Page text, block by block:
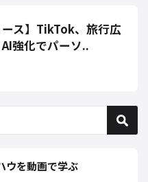
ース】TikTok、旅行広
強化でパーソ..
を動画で学ぶ